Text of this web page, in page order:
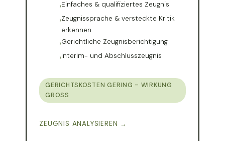
Einfaches & qualifiziertes Zeugnis
Zeugnissprache & versteckte Kritik
erkennen
Gerichtliche Zeugnisberichtigung
Interim- und Abschlusszeugnis
GERICHTSKOSTEN GERING – WIRKUNG
GROSS
ZEUGNIS ANALYSIEREN →